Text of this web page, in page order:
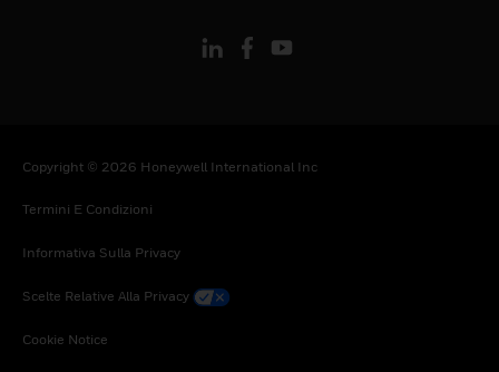
Copyright © 2026 Honeywell International Inc
Termini E Condizioni
Informativa Sulla Privacy
Scelte Relative Alla Privacy
Cookie Notice